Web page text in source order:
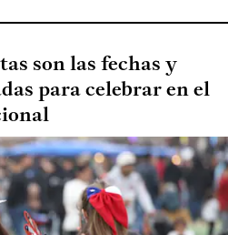
son las fechas y
para celebrar en el